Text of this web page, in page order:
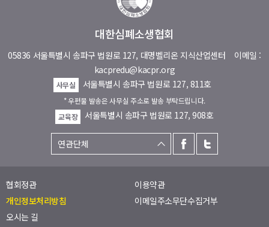
대한심폐소생협회
05836 서울특별시 송파구 법원로 127, 대명벨리온 지식산업센터 이메일 :
kacpredu@kacpr.org
사무실 서울특별시 송파구 법원로 127, 811호
* 우편물 발송은 사무실 주소로 발송 부탁드립니다.
교육장
서울특별시 송파구 법원로 127, 908호
협회정관
이용약관
개인정보처리방침
이메일주소무단수집거부
오시는 길